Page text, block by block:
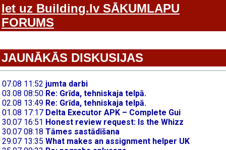
Iet uz Building.lv SĀKUMLAPU
FORUMS
JAUNĀKĀS DISKUSIJAS